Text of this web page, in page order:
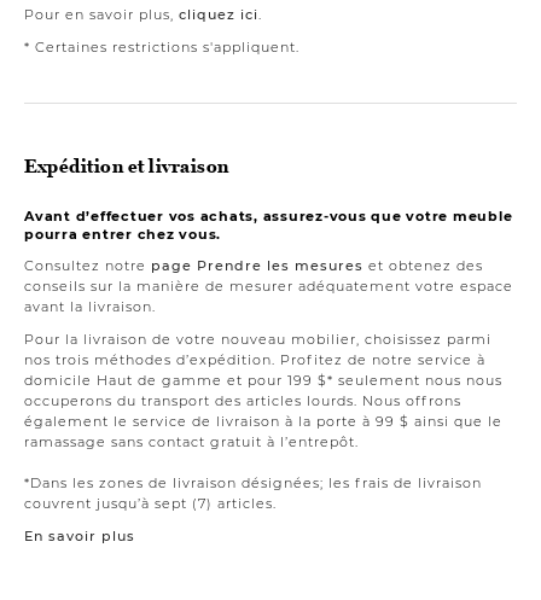
Pour en savoir plus, cliquez ici.
* Certaines restrictions s'appliquent.
Expédition et livraison
Avant d’effectuer vos achats, assurez-vous que votre meuble
pourra entrer chez vous.
Consultez notre page Prendre les mesures et obtenez des
conseils sur la manière de mesurer adéquatement votre espace
avant la livraison.
Pour la livraison de votre nouveau mobilier, choisissez parmi
nos trois méthodes d’expédition. Profitez de notre service à
domicile Haut de gamme et pour 199 $* seulement nous nous
occuperons du transport des articles lourds. Nous offrons
également le service de livraison à la porte à 99 $ ainsi que le
ramassage sans contact gratuit à l’entrepôt.
*Dans les zones de livraison désignées; les frais de livraison
couvrent jusqu’à sept (7) articles.
En savoir plus